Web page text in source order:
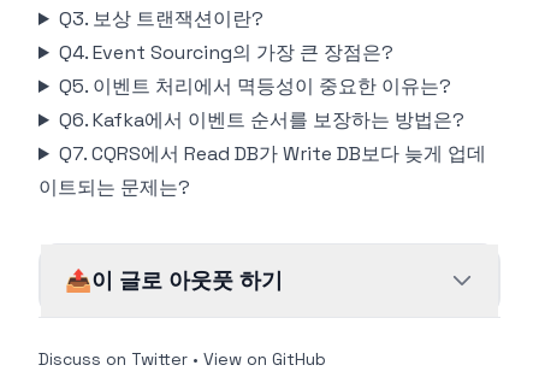
Q3. 보상 트랜잭션이란?
Q4. Event Sourcing의 가장 큰 장점은?
Q5. 이벤트 처리에서 멱등성이 중요한 이유는?
Q6. Kafka에서 이벤트 순서를 보장하는 방법은?
Q7. CQRS에서 Read DB가 Write DB보다 늦게 업데
이트되는 문제는?
📤이 글로 아웃풋 하기
Discuss on Twitter • View on GitHub